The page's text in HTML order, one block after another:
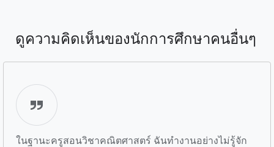
ดูความคิดเห็นของนักการศึกษาคนอื่นๆ
ในฐานะครูสอนวิชาคณิตศาสตร์ ฉันทำงานอย่างไม่รู้จัก